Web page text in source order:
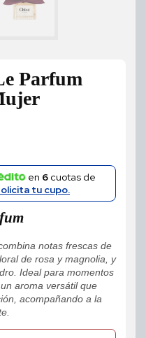
Parfum
en 6cuotas de
tu cupo.
notas frescas de
de rosa y magnolia, y
Ideal para momentos
aroma versátil que
acompañando a la